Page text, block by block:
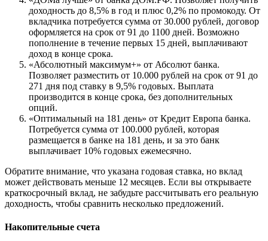
доходность до 8,5% в год и плюс 0,2% по промокоду. От
вкладчика потребуется сумма от 30.000 рублей, договор
оформляется на срок от 91 до 1100 дней. Возможно
пополнение в течение первых 15 дней, выплачивают
доход в конце срока.
«Абсолютный максимум+» от Абсолют банка.
Позволяет разместить от 10.000 рублей на срок от 91 до
271 дня под ставку в 9,5% годовых. Выплата
производится в конце срока, без дополнительных
опций.
«Оптимальный на 181 день» от Кредит Европа банка.
Потребуется сумма от 100.000 рублей, которая
размещается в банке на 181 день, и за это банк
выплачивает 10% годовых ежемесячно.
Обратите внимание, что указана годовая ставка, но вклад
может действовать меньше 12 месяцев. Если вы открываете
краткосрочный вклад, не забудьте рассчитывать его реальную
доходность, чтобы сравнить несколько предложений.
Накопительные счета